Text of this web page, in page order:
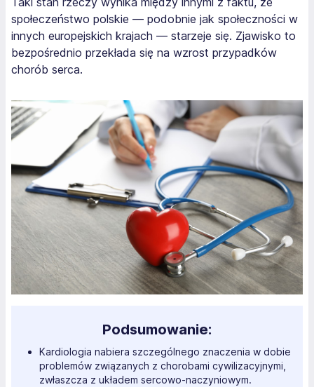
społeczeństwo polskie — podobnie jak społeczności w
innych europejskich krajach — starzeje się. Zjawisko to
bezpośrednio przekłada się na wzrost przypadków
chorób serca.
Podsumowanie:
Kardiologia nabiera szczególnego znaczenia w dobie
problemów związanych z chorobami cywilizacyjnymi,
zwłaszcza z układem sercowo-naczyniowym.